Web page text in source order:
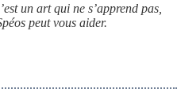
un art qui ne s’apprend pas,
peut vous aider.